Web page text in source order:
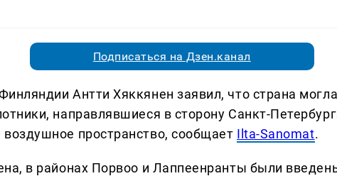
Подписаться на Дзен.канал
Антти Хяккянен заявил, что страна
направлявшиеся в сторону Санкт-
пространство, сообщает Ilta-Sanomat.
в районах Порвоо и Лаппеенранты были